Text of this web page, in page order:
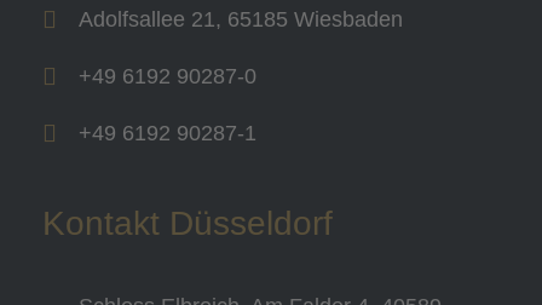
Adolfsallee 21, 65185 Wiesbaden
+49 6192 90287-0
+49 6192 90287-1
Kontakt Düsseldorf